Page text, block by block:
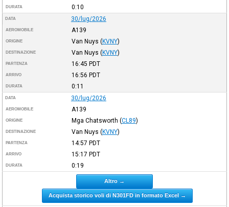
DURATA 0:10
DATA 30/lug/2026
AEROMOBILE A139
ORIGINE Van Nuys (KVNY)
DESTINAZIONE Van Nuys (KVNY)
PARTENZA 16:45 PDT
ARRIVO 16:56 PDT
DURATA 0:11
DATA 30/lug/2026
AEROMOBILE A139
ORIGINE Mga Chatsworth (CL89)
DESTINAZIONE Van Nuys (KVNY)
PARTENZA 14:57 PDT
ARRIVO 15:17 PDT
DURATA 0:19
Altro →
Acquista storico voli di N301FD in formato Excel →